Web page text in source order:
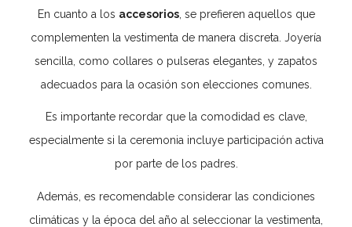
En cuanto a los accesorios, se prefieren aquellos que
complementen la vestimenta de manera discreta. Joyería
sencilla, como collares o pulseras elegantes, y zapatos
adecuados para la ocasión son elecciones comunes.
Es importante recordar que la comodidad es clave,
especialmente si la ceremonia incluye participación activa
por parte de los padres.
Además, es recomendable considerar las condiciones
climáticas y la época del año al seleccionar la vestimenta,